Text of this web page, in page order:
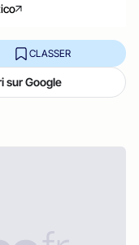
CLASSER
sur Google